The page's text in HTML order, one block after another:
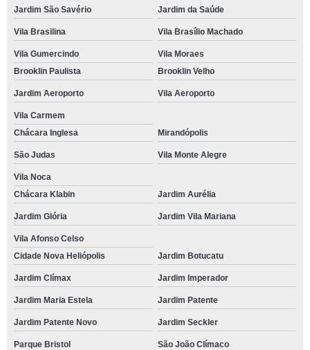
Jardim São Savério Jardim da Saúde
Vila Brasilina Vila Brasílio Machado
Vila Gumercindo
Vila Moraes
Brooklin Paulista
Brooklin Velho
Jardim Aeroporto Vila Aeroporto
Vila Carmem
Chácara Inglesa
Mirandópolis
São Judas Vila Monte Alegre
Vila Noca
Chácara Klabin
Jardim Aurélia
Jardim Glória Jardim Vila Mariana
Vila Afonso Celso
Cidade Nova Heliópolis
Jardim Botucatu
Jardim Clímax Jardim Imperador
Jardim Maria Estela Jardim Patente
Jardim Patente Novo Jardim Seckler
Parque Bristol São João Clímaco